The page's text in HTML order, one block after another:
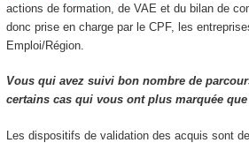
actions de formation, de VAE et du bilan de
donc prise en charge par le CPF, les
Emploi/Région.
Vous qui avez suivi bon nombre de
certains cas qui vous ont plus marquée
Les dispositifs de validation des acquis sont